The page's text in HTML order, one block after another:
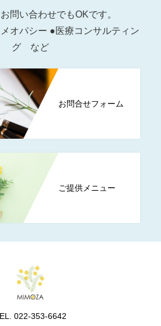
問い合わせでもOKです。
オパシー ●医療コンサルティン
グ など
お問合せフォーム
ご提供メニュー
022-353-6642